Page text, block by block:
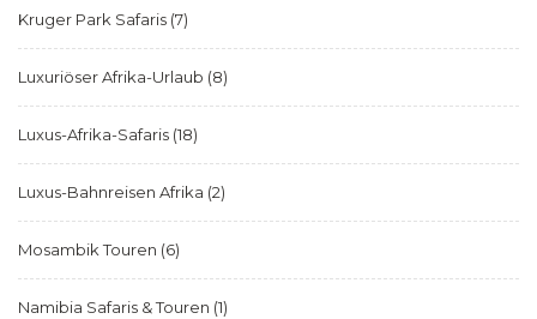
Kruger Park Safaris (7)
Luxuriöser Afrika-Urlaub (8)
Luxus-Afrika-Safaris (18)
Luxus-Bahnreisen Afrika (2)
Mosambik Touren (6)
Namibia Safaris & Touren (1)